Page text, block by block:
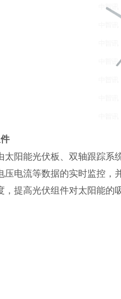
太阳能光伏板、双轴跟踪系
压电流等数据的实时监控，
，提高光伏组件对太阳能的